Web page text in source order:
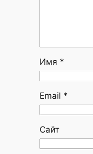
Имя *
Email *
Сайт